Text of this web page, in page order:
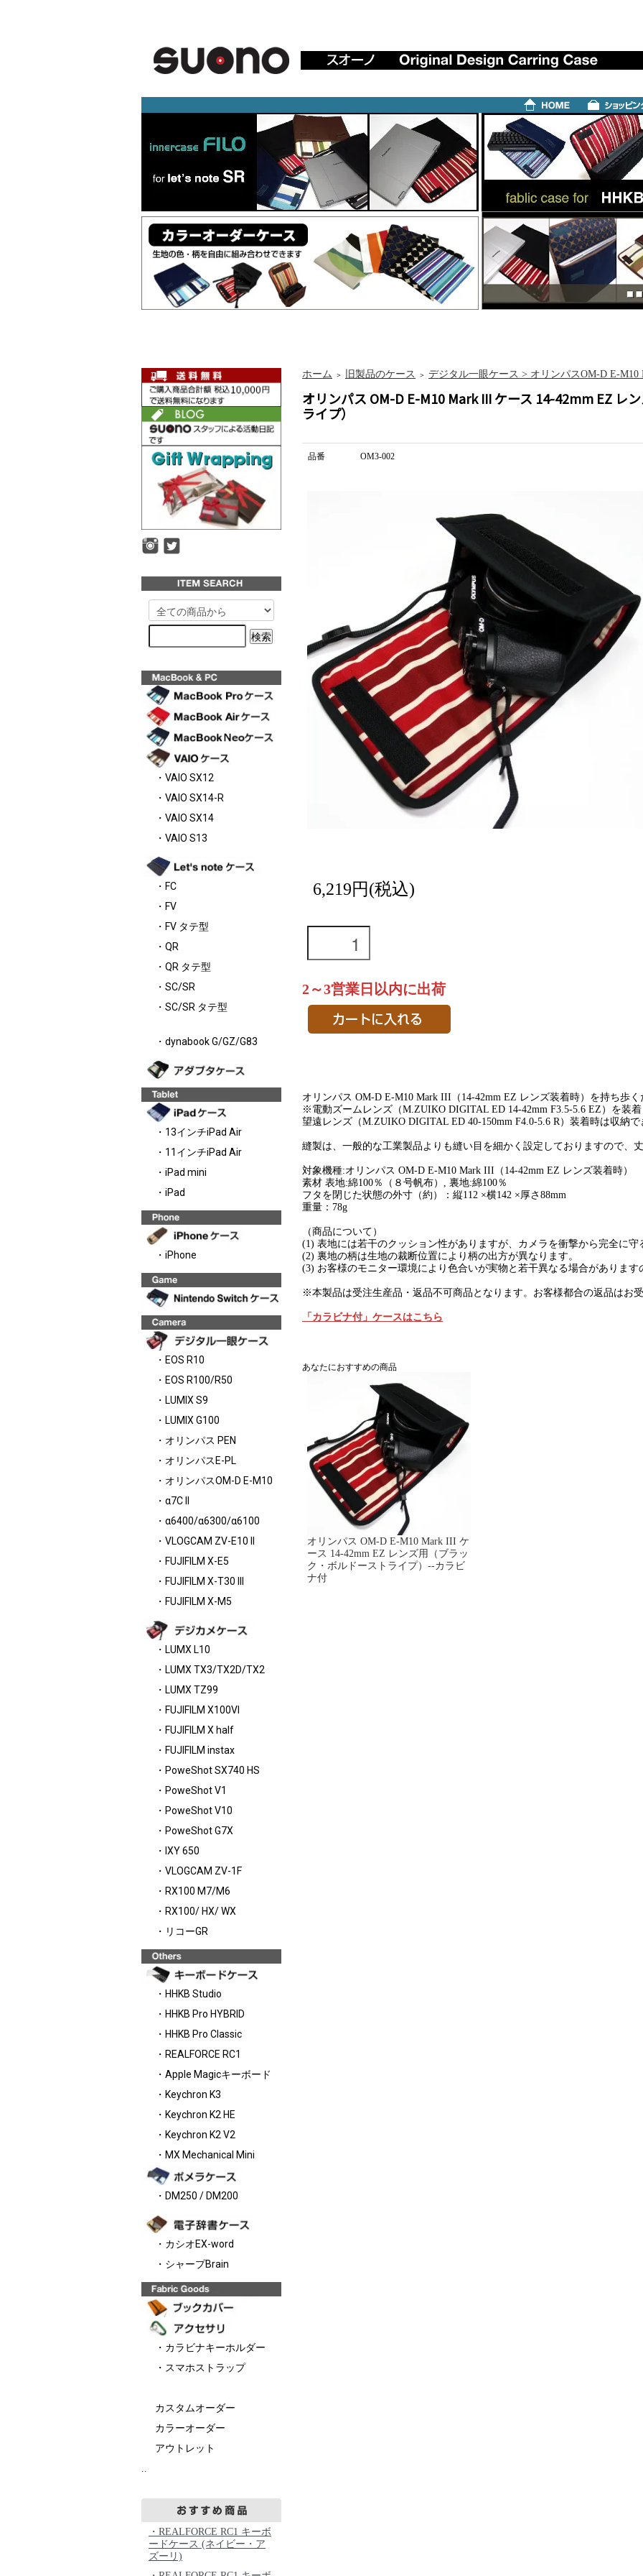
・VAIO SX12
・VAIO SX14-R
・VAIO SX14
・VAIO S13
・FC
・FV
・FV タテ型
・QR
・QR タテ型
・SC/SR
・SC/SR タテ型
・dynabook G/GZ/G83
・13インチiPad Air
・11インチiPad Air
・iPad mini
・iPad
・iPhone
・EOS R10
・EOS R100/R50
・LUMIX S9
・LUMIX G100
・オリンパス PEN
・オリンパスE-PL
・オリンパスOM-D E-M10
・α7C II
・α6400/α6300/α6100
・VLOGCAM ZV-E10 II
・FUJIFILM X-E5
・FUJIFILM X-T30 III
・FUJIFILM X-M5
・LUMX L10
・LUMX TX3/TX2D/TX2
・LUMX TZ99
・FUJIFILM X100VI
・FUJIFILM X half
・FUJIFILM instax
・PoweShot SX740 HS
・PoweShot V1
・PoweShot V10
・PoweShot G7X
・IXY 650
・VLOGCAM ZV-1F
・RX100 M7/M6
・RX100/ HX/ WX
・リコーGR
・HHKB Studio
・HHKB Pro HYBRID
・HHKB Pro Classic
・REALFORCE RC1
・Apple Magicキーボード
・Keychron K3
・Keychron K2 HE
・Keychron K2 V2
・MX Mechanical Mini
・DM250 / DM200
・カシオEX-word
・シャープBrain
・カラビナキーホルダー
・スマホストラップ
カスタムオーダー
カラーオーダー
アウトレット
..
・REALFORCE RC1 キーボ
ードケース (ネイビー・ア
ズーリ)
ホーム ＞ 旧製品のケース ＞ デジタル一眼ケース > オリンパスOM-D E-M10
オリンパス OM-D E-M10 Mark III ケース 14-42mm EZ レ
ライプ）
品番 OM3-002
6,219円(税込)
2～3営業日以内に出荷
オリンパス OM-D E-M10 Mark III（14-42mm EZ レンズ装着時）を持ち歩く
※電動ズームレンズ（M.ZUIKO DIGITAL ED 14-42mm F3.5-5.6 EZ）を装着
望遠レンズ（M.ZUIKO DIGITAL ED 40-150mm F4.0-5.6 R）装着時は収納で
縫製は、一般的な工業製品よりも縫い目を細かく設定しておりますので、
対象機種:オリンパス OM-D E-M10 Mark III（14-42mm EZ レンズ装着時）
素材 表地:綿100％（８号帆布）, 裏地:綿100％
フタを閉じた状態の外寸（約）：縦112 ×横142 ×厚さ88mm
重量：78g
（商品について）
(1) 表地には若干のクッション性がありますが、カメラを衝撃から完全に守
(2) 裏地の柄は生地の裁断位置により柄の出方が異なります。
(3) お客様のモニター環境により色合いが実物と若干異なる場合があります
※本製品は受注生産品・返品不可商品となります。お客様都合の返品はお受
「カラビナ付」ケースはこちら
あなたにおすすめの商品
オリンパス OM-D E-M10 Mark III ケ
ース 14-42mm EZ レンズ用（ブラッ
ク・ボルドーストライプ）--カラビ
ナ付